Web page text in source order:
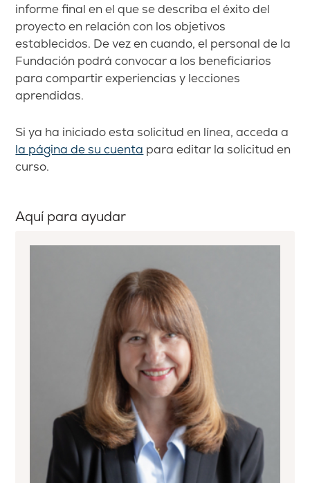
informe final en el que se describa el éxito del
proyecto en relación con los objetivos
establecidos. De vez en cuando, el personal de la
Fundación podrá convocar a los beneficiarios
para compartir experiencias y lecciones
aprendidas.
Si ya ha iniciado esta solicitud en línea, acceda a
la página de su cuenta para editar la solicitud en
curso.
Aquí para ayudar